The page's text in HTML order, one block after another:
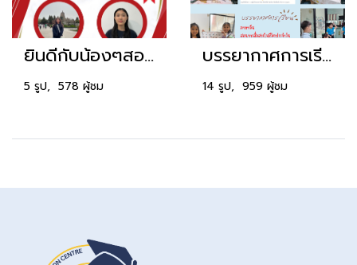
ยินดีกับน้องๆสอบวัดระดับ HSK
5 รูป, 578 ผู้ชม
บรรยากาศการเรียน"บ้านภาาษาและพัฒนาทักษะ"
14 รูป, 959 ผู้ชม